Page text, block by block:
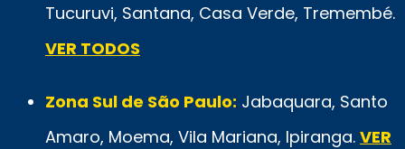
Tucuruvi, Santana, Casa Verde, Tremembé.
VER TODOS
Zona Sul de São Paulo: Jabaquara, Santo
Amaro, Moema, Vila Mariana, Ipiranga. VER